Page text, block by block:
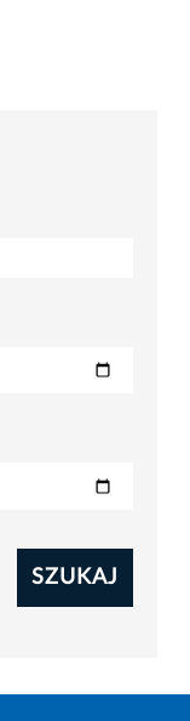
SZUKAJ